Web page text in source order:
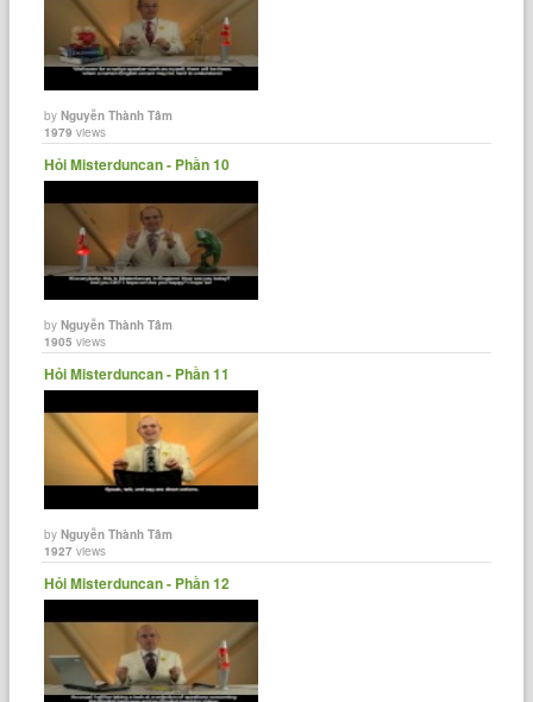
byNguyễn Thành Tâm
1979 views
Hỏi Misterduncan - Phần 10
byNguyễn Thành Tâm
1905 views
Hỏi Misterduncan - Phần 11
byNguyễn Thành Tâm
1927 views
Hỏi Misterduncan - Phần 12